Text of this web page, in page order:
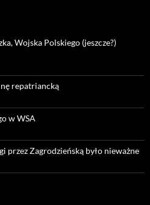
Wojska Polskiego (jeszcze?)
repatriancką
w WSA
przez Zagrodzieńską było nieważne